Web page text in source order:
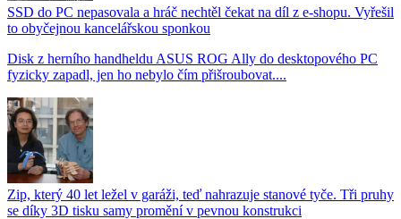
SSD do PC nepasovala a hráč nechtěl čekat na díl z e-shopu. Vyřešil
to obyčejnou kancelářskou sponkou
Disk z herního handheldu ASUS ROG Ally do desktopového PC
fyzicky zapadl, jen ho nebylo čím přišroubovat....
Zip, který 40 let ležel v garáži, teď nahrazuje stanové tyče. Tři pruhy
se díky 3D tisku samy promění v pevnou konstrukci